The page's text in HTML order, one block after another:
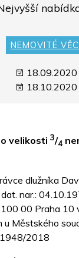
NEMOVITÉ
18.09.2020
18.10.2020
velikosti 3/4
dlužníka
nar.:
00 Praha 10
u Městského
2018